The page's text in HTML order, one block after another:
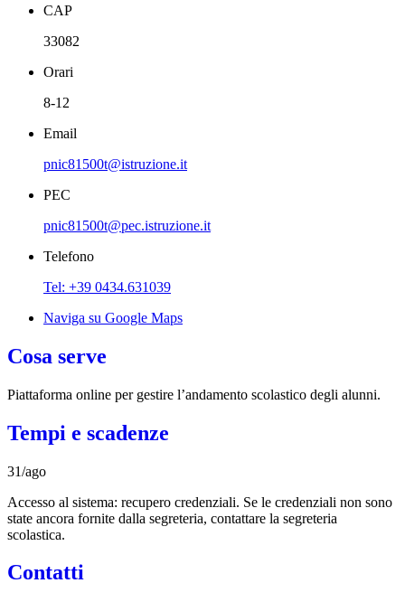
CAP
33082
Orari
8-12
Email
pnic81500t@istruzione.it
PEC
pnic81500t@pec.istruzione.it
Telefono
Tel: +39 0434.631039
Naviga su Google Maps
Cosa serve
Piattaforma online per gestire l’andamento scolastico degli alunni.
Tempi e scadenze
31/ago
Accesso al sistema: recupero credenziali. Se le credenziali non sono
state ancora fornite dalla segreteria, contattare la segreteria
scolastica.
Contatti